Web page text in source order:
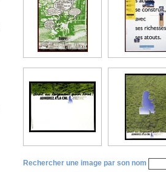
Rechercher une image par son nom